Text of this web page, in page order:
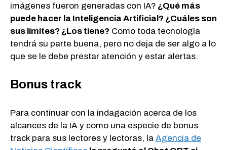
imágenes fueron generadas con IA? ¿Qué más
puede hacer la Inteligencia Artificial? ¿Cuáles son
sus límites? ¿Los tiene? Como toda tecnología
tendrá su parte buena, pero no deja de ser algo a lo
que se le debe prestar atención y estar alertas.
Bonus track
Para continuar con la indagación acerca de los
alcances de la IA y como una especie de bonus
track para sus lectores y lectoras, la Agencia de